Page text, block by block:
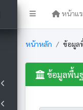
หน้าแ
หน้าหลัก ข้อมูล
ข้อมูลพื้น